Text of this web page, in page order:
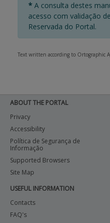
* A consulta destes
acesso com validação
Reservada do Portal.
Text written according to Ortographic
ABOUT THE PORTAL
Privacy
Accessibility
Política de Segurança de
Informação
Supported Browsers
Site Map
USEFUL INFORMATION
Contacts
FAQ's